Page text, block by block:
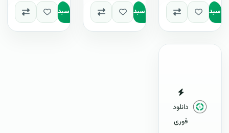
به سبد افزودن به سبد افزودن به سبد
دانلود
فوری